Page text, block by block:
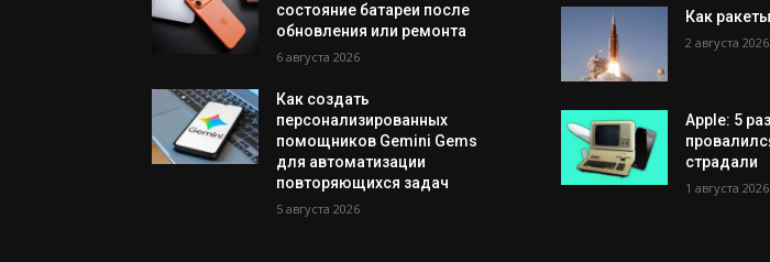
состояние батареи после
обновления или ремонта
6 августа 2026
Как создать
персонализированных
помощников Gemini Gems
для автоматизации
повторяющихся задач
5 августа 2026
Как
2 августа 2026
Apple: 5
страдали
1 августа 2026